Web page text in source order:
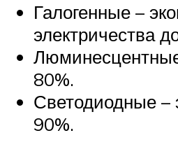
Галогенные –
электричества
80%.
Светодиодные –
90%.